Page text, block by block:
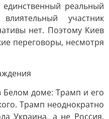
реальный
участник
нет. Поэтому Киев
переговоры, несмотря
Белом доме: Трамп и его
Трамп неоднократно
Украина, а не Россия.